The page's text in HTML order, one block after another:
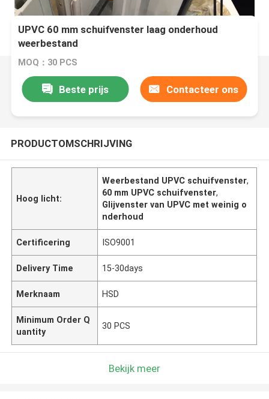
UPVC 60 mm schuifvenster laag onderhoud
weerbestand
MOQ：30 PCS
Beste prijs Contacteer ons
PRODUCTOMSCHRIJVING
Hoog licht:
Weerbestand UPVC schuifvenster,
60 mm UPVC schuifvenster,
Glijvenster van UPVC met weinig o
nderhoud
Certificering ISO9001
Delivery Time 15-30days
Merknaam HSD
Minimum Order Q
uantity
30 PCS
Bekijk meer